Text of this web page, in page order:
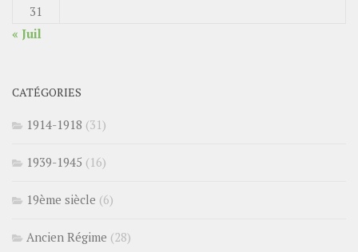
31
« Juil
CATÉGORIES
1914-1918 (31)
1939-1945 (16)
19ème siècle (6)
Ancien Régime (28)